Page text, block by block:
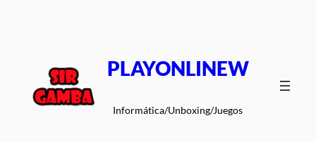
PLAYONLINEW
Informática/Unboxing/Juegos